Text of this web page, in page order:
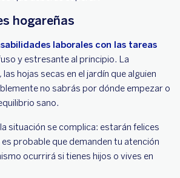
hogareñas
laborales con las tareas
y estresante al principio. La
hojas secas en el jardín que alguien
no sabrás por dónde empezar o
sano.
situación se complica: estarán felices
probable que demanden tu atención
ocurrirá si tienes hijos o vives en